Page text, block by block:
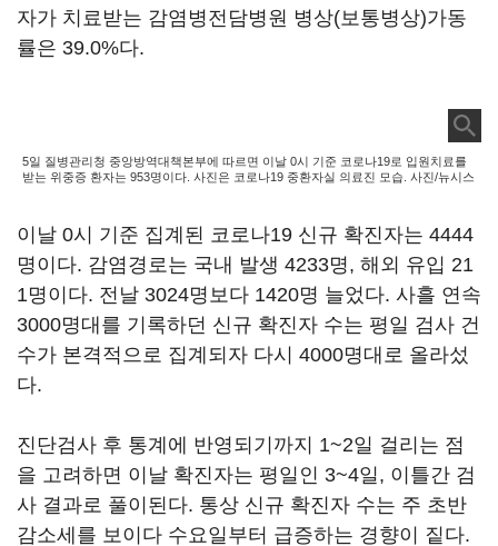
자가 치료받는 감염병전담병원 병상(보통병상)가동
률은 39.0%다.
5일 질병관리청 중앙방역대책본부에 따르면 이날 0시 기준 코로나19로 입원치료를
받는 위중증 환자는 953명이다. 사진은 코로나19 중환자실 의료진 모습. 사진/뉴시스
이날 0시 기준 집계된 코로나19 신규 확진자는 4444
명이다. 감염경로는 국내 발생 4233명, 해외 유입 21
1명이다. 전날 3024명보다 1420명 늘었다. 사흘 연속
3000명대를 기록하던 신규 확진자 수는 평일 검사 건
수가 본격적으로 집계되자 다시 4000명대로 올라섰
다.
진단검사 후 통계에 반영되기까지 1~2일 걸리는 점
을 고려하면 이날 확진자는 평일인 3~4일, 이틀간 검
사 결과로 풀이된다. 통상 신규 확진자 수는 주 초반
감소세를 보이다 수요일부터 급증하는 경향이 짙다.